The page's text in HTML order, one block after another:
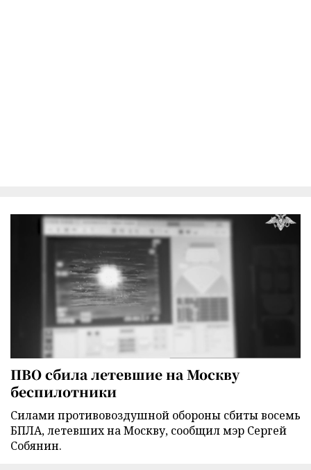
ПВО сбила летевшие на Москву
беспилотники
Силами противовоздушной обороны сбиты восемь
БПЛА, летевших на Москву, сообщил мэр Сергей
Собянин.